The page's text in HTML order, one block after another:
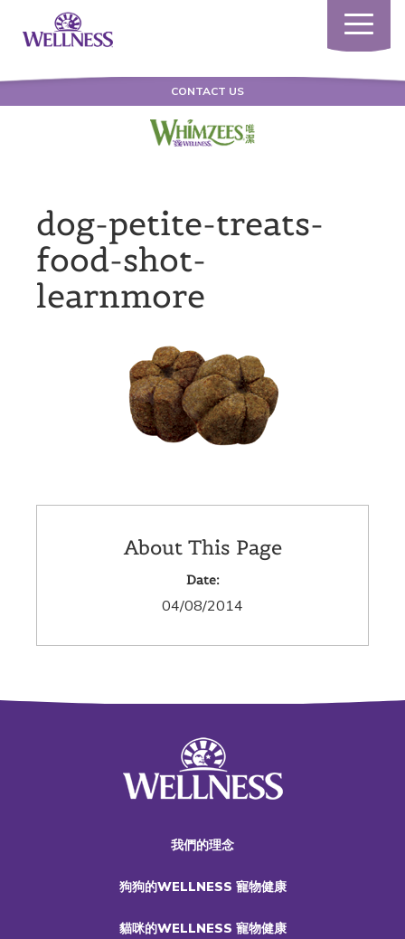
Toggle
CONTACT US
dog-petite-treats-
food-shot-
learnmore
About This Page
Date:
04/08/2014
我們的理念
狗狗的WELLNESS 寵物健康
貓咪的WELLNESS 寵物健康